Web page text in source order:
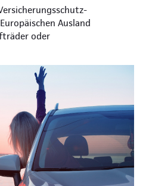
Ausland
oder